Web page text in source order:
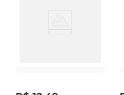
eles são perfeitos para